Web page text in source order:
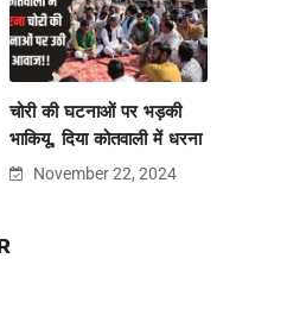
चोरी की घटनाओं पर भड़की
भाकियू, दिया कोतवाली में धरना
November 22, 2024